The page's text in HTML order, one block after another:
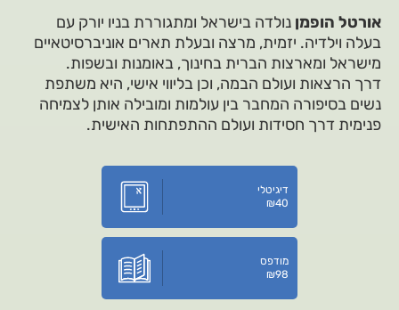
אורטל הופמן נולדה בישראל ומתגוררת בניו יורק עם
בעלה וילדיה. יזמית, מרצה ובעלת תארים אוניברסיטאיים
מישראל ומארצות הברית בחינוך, באומנות ובשפות.
דרך הרצאות ועולם הבמה, וכן בליווי אישי, היא משתפת
נשים בסיפורה המחבר בין עולמות ומובילה אותן לצמיחה
פנימית דרך חסידות ועולם ההתפתחות האישית.
דיגיטלי
₪40
מודפס
₪98